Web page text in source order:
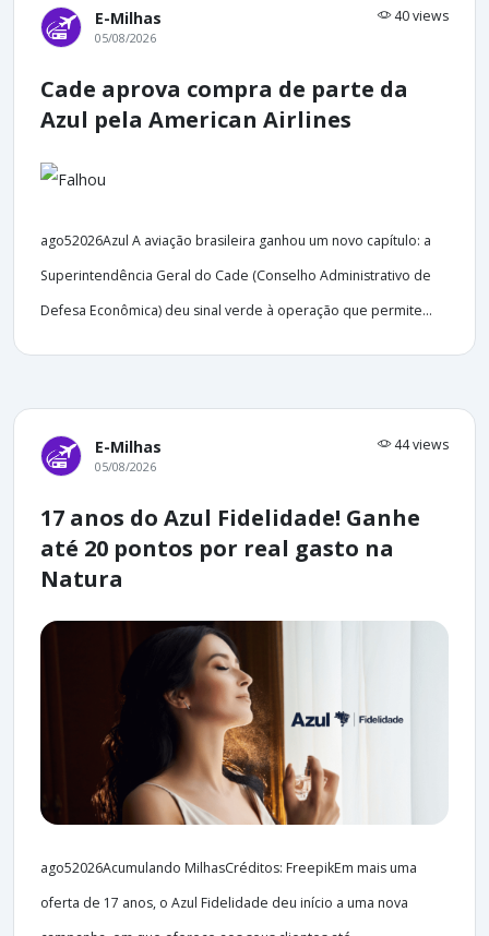
E-Milhas 40 views
05/08/2026
Cade aprova compra de parte da
Azul pela American Airlines
ago52026Azul A aviação brasileira ganhou um novo capítulo: a
Superintendência Geral do Cade (Conselho Administrativo de
Defesa Econômica) deu sinal verde à operação que permite...
E-Milhas 44 views
05/08/2026
17 anos do Azul Fidelidade! Ganhe
até 20 pontos por real gasto na
Natura
ago52026Acumulando MilhasCréditos: FreepikEm mais uma
oferta de 17 anos, o Azul Fidelidade deu início a uma nova